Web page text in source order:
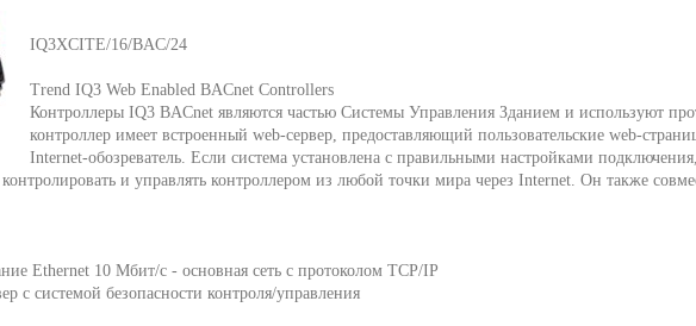
IQ3XCITE/16/BAC/24
Trend IQ3 Web Enabled BACnet Controllers
Контроллеры IQ3 BACnet являются частью Системы Управления Зданием и используют
контроллер имеет встроенный web-сервер, предоставляющий пользовательские web-
Internet-обозреватель. Если система установлена с правильными настройками
и управлять контроллером из любой точки мира через Internet. Он также
Ethernet 10 Мбит/с - основная сеть с протоколом TCP/IP
с системой безопасности контроля/управления